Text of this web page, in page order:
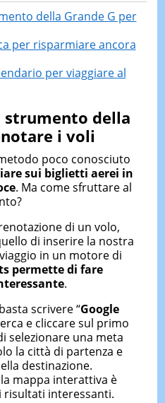
della Grande G per
per risparmiare ancora
per viaggiare al
strumento della
i voli
poco conosciuto
sui biglietti aerei in
. Ma come sfruttare al
di un volo,
di inserire la nostra
in un motore di
permette di fare
.
scrivere “Google
e cliccare sul primo
selezionare una meta
la città di partenza e
destinazione.
mappa interattiva è
risultati interessanti.